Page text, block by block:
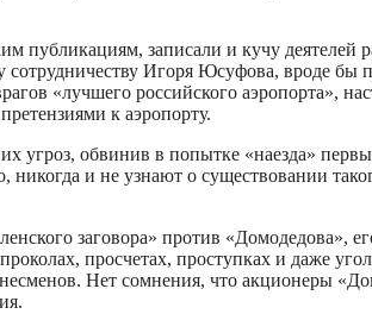
публикациям, записали и кучу
Игоря Юсуфова, вроде
«лучшего российского аэропорта»,
к аэропорту.
обвинив в попытке «наезда»
и не узнают о существовании
заговора» против «Домодедова»,
просчетах, проступках и даже
Нет сомнения, что акционеры